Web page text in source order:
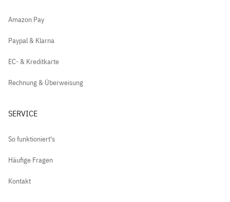
Amazon Pay
Paypal & Klarna
EC- & Kreditkarte
Rechnung & Überweisung
SERVICE
So funktioniert's
Häufige Fragen
Kontakt